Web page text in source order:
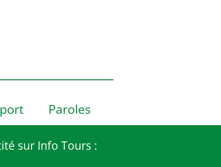
Paroles
sur Info Tours :